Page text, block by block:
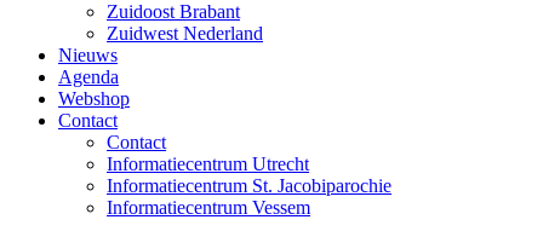
Zuidoost Brabant
Zuidwest Nederland
Nieuws
Agenda
Webshop
Contact
Contact
Informatiecentrum Utrecht
Informatiecentrum St. Jacobiparochie
Informatiecentrum Vessem